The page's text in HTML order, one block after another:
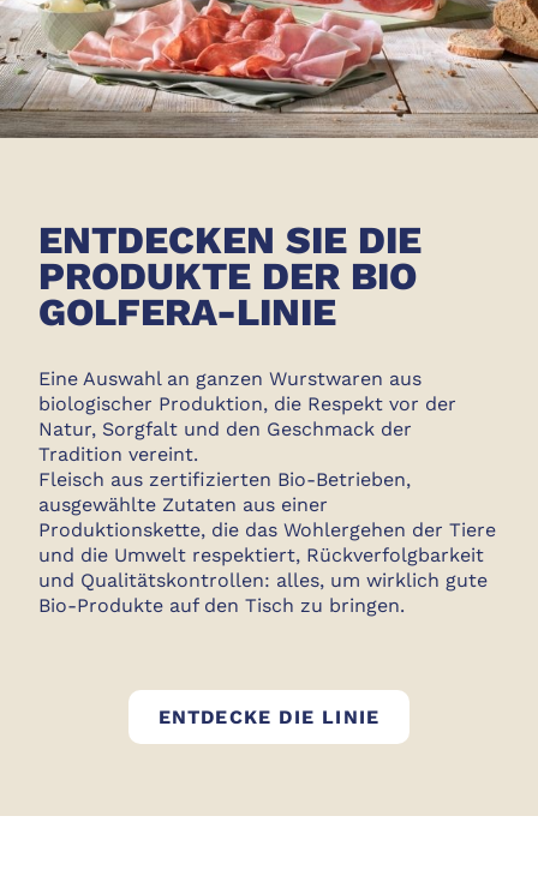
ENTDECKEN SIE DIE
PRODUKTE DER BIO
GOLFERA-LINIE
Eine Auswahl an ganzen Wurstwaren aus
biologischer Produktion, die Respekt vor der
Natur, Sorgfalt und den Geschmack der
Tradition vereint.
Fleisch aus zertifizierten Bio-Betrieben,
ausgewählte Zutaten aus einer
Produktionskette, die das Wohlergehen der Tiere
und die Umwelt respektiert, Rückverfolgbarkeit
und Qualitätskontrollen: alles, um wirklich gute
Bio-Produkte auf den Tisch zu bringen.
ENTDECKE DIE LINIE